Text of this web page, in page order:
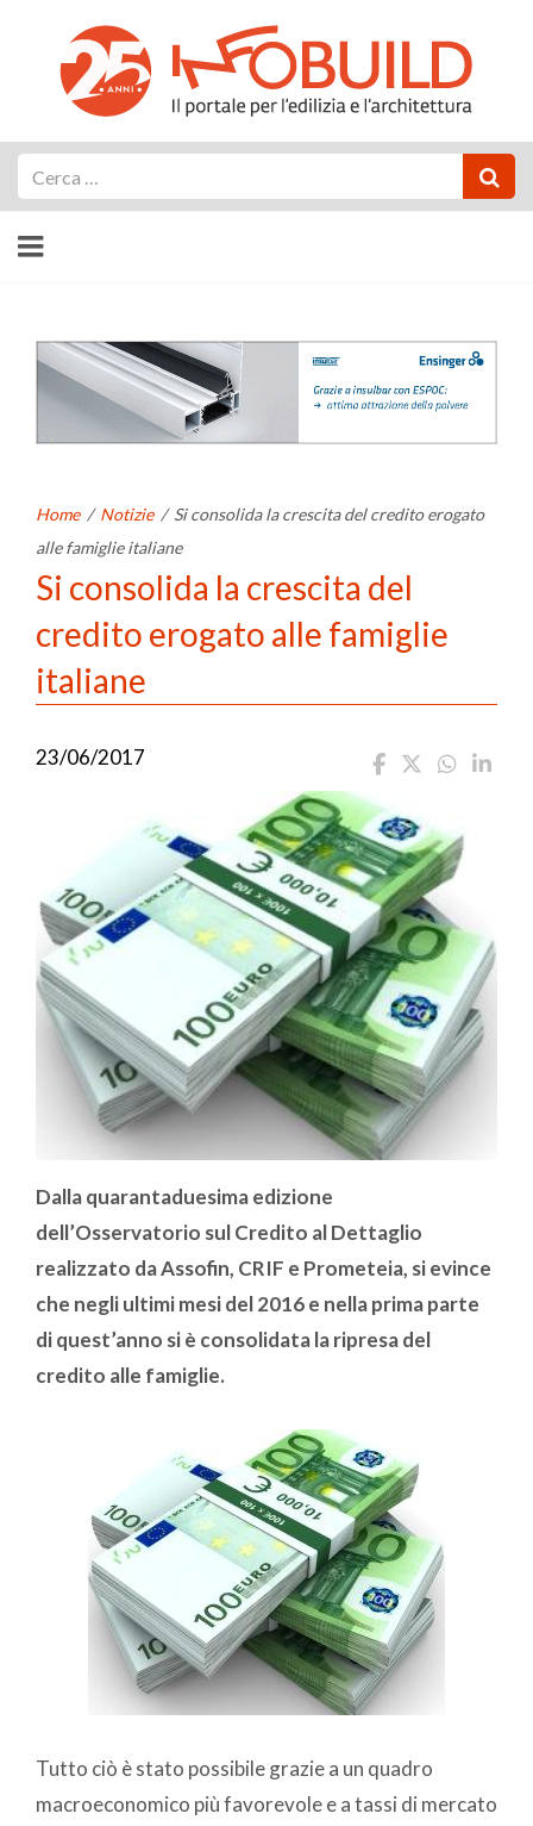
Home / Notizie / Si consolida la crescita del credito erogato
alle famiglie italiane
Si consolida la crescita del
credito erogato alle famiglie
italiane
23/06/2017
Dalla quarantaduesima edizione
dell’Osservatorio sul Credito al Dettaglio
realizzato da Assofin, CRIF e Prometeia, si evince
che negli ultimi mesi del 2016 e nella prima parte
di quest’anno si è consolidata la ripresa del
credito alle famiglie.
Tutto ciò è stato possibile grazie a un quadro
macroeconomico più favorevole e a tassi di mercato